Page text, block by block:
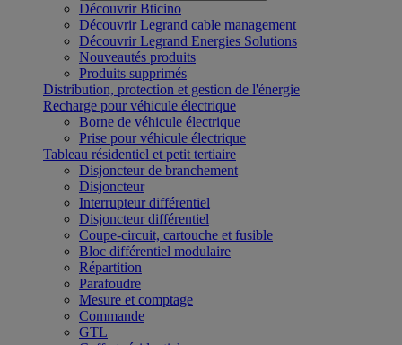
Découvrir Bticino
Découvrir Legrand cable management
Découvrir Legrand Energies Solutions
Nouveautés produits
Produits supprimés
Distribution, protection et gestion de l'énergie
Recharge pour véhicule électrique
Borne de véhicule électrique
Prise pour véhicule électrique
Tableau résidentiel et petit tertiaire
Disjoncteur de branchement
Disjoncteur
Interrupteur différentiel
Disjoncteur différentiel
Coupe-circuit, cartouche et fusible
Bloc différentiel modulaire
Répartition
Parafoudre
Mesure et comptage
Commande
GTL